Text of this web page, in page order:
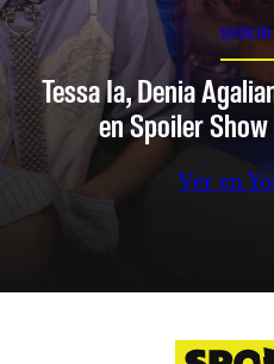
Tessa Ia, Denia
en Spoiler
Ver en